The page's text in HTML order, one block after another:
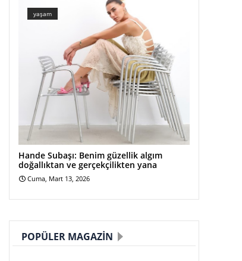
yaşam
Hande Subaşı: Benim güzellik algım
doğallıktan ve gerçekçilikten yana
Cuma, Mart 13, 2026
POPÜLER MAGAZIN